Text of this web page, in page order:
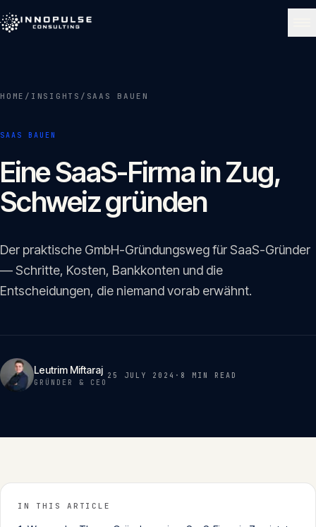
Über uns 02
Leistungen
Portfolio
Insights 05
Glossar
Kontakt
English Deutsch
HOME / INSIGHTS / SAAS BAUEN
SAAS BAUEN
Eine SaaS-Firma in Zug,
Schweiz gründen
Der praktische GmbH-Gründungsweg für SaaS-Gründer
— Schritte, Kosten, Bankkonten und die
Entscheidungen, die niemand vorab erwähnt.
Leutrim Miftaraj
GRÜNDER & CEO
25 JULY 2024 · 8 MIN READ
IN THIS ARTICLE